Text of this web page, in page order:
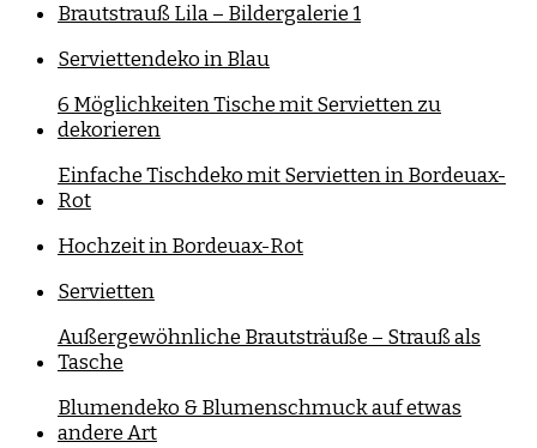
Brautstrauß Lila – Bildergalerie 1
Serviettendeko in Blau
6 Möglichkeiten Tische mit Servietten zu
dekorieren
Einfache Tischdeko mit Servietten in Bordeuax-
Rot
Hochzeit in Bordeuax-Rot
Servietten
Außergewöhnliche Brautsträuße – Strauß als
Tasche
Blumendeko & Blumenschmuck auf etwas
andere Art